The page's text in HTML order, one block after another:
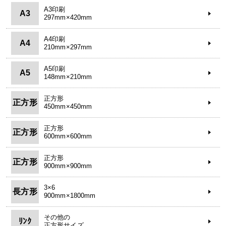
A3
A3印刷
297mm×420mm
A4
A4印刷
210mm×297mm
A5
A5印刷
148mm×210mm
正方形
正方形
450mm×450mm
正方形
正方形
600mm×600mm
正方形
正方形
900mm×900mm
長方形
3×6
900mm×1800mm
ﾘﾝｸ
その他の